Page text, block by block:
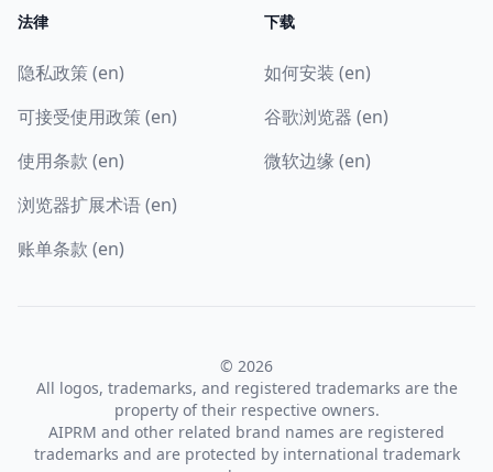
法律
隐私政策 (en)
可接受使用政策 (en)
使用条款 (en)
浏览器扩展术语 (en)
账单条款 (en)
下载
如何安装 (en)
谷歌浏览器 (en)
微软边缘 (en)
© 2026
All logos, trademarks, and registered trademarks are the
property of their respective owners.
AIPRM and other related brand names are registered
trademarks and are protected by international trademark